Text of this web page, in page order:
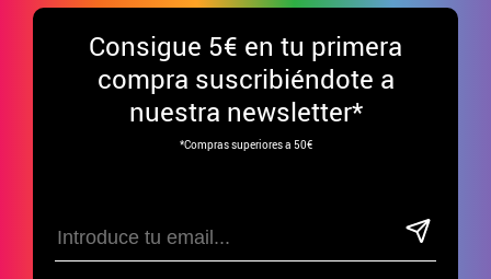
Consigue 5€ en tu primera
compra suscribiéndote a
nuestra newsletter*
*Compras superiores a 50€